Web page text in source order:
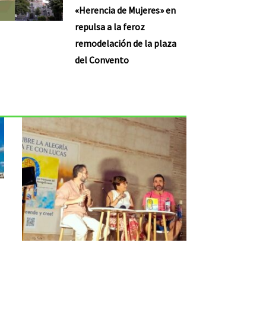
«Herencia de Mujeres» en
repulsa a la feroz
remodelación de la plaza
del Convento